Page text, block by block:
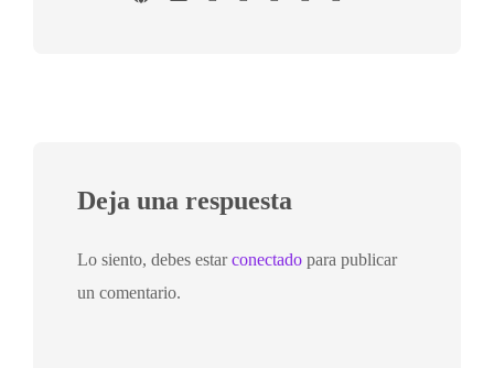
Deja una respuesta
Lo siento, debes estarconectado para publicar
un comentario.